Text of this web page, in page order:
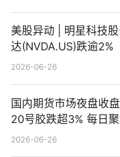
美股异动 | 明星科技
达(NVDA.US)跌逾2%
2026-06-26
国内期货市场夜盘收
20号胶跌超3% 每日
2026-06-26